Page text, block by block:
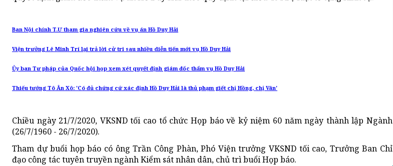
Ban Nội chính T.Ư tham gia nghiên cứu về vụ án Hồ Duy Hải
Viện trưởng Lê Minh Trí lại trả lời cử tri sau nhiều diễn tiến mới vụ Hồ Duy Hải
Ủy ban Tư pháp của Quốc hội họp xem xét quyết định giám đốc thẩm vụ Hồ Duy Hải
Thiếu tướng Tô Ân Xô: 'Có đủ chứng cứ xác định Hồ Duy Hải là thủ phạm giết chị Hồng, chị Vân'
Chiều ngày 21/7/2020, VKSND tối cao tổ chức Họp báo về kỷ niệm 60 năm ngày thành lập Ngành
(26/7/1960 - 26/7/2020).
Tham dự buổi họp báo có ông Trần Công Phàn, Phó Viện trưởng VKSND tối cao, Trưởng Ban Chỉ
đạo công tác tuyên truyền ngành Kiểm sát nhân dân, chủ trì buổi Họp báo.